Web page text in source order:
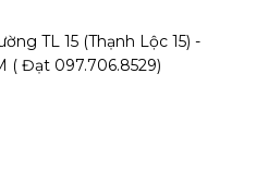
TL 15 (Thạnh Lộc 15) -
( Đạt 097.706.8529)